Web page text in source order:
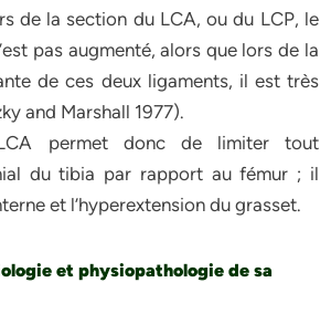
de la section du LCA, ou du LCP, le
pas augmenté, alors que lors de la
de ces deux ligaments, il est très
and Marshall 1977).
permet donc de limiter tout
du tibia par rapport au fémur ; il
et l’hyperextension du grasset.
et physiopathologie de sa